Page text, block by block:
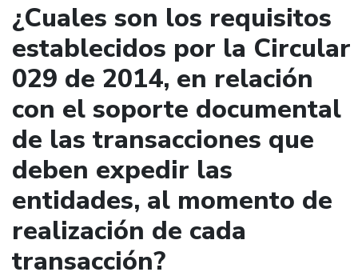
¿Cuales son los requisitos
establecidos por la Circular
029 de 2014, en relación
con el soporte documental
de las transacciones que
deben expedir las
entidades, al momento de
realización de cada
transacción?